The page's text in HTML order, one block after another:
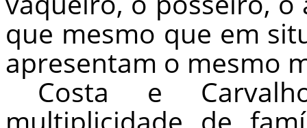
que mesmo que em
apresentam o mesmo
Costa e
multiplicidade de